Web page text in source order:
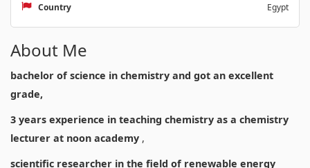
Country Egypt
About Me
bachelor of science in chemistry and got an excellent
grade,
3 years experience in teaching chemistry as a chemistry
lecturer at noon academy ,
scientific researcher in the field of renewable energy